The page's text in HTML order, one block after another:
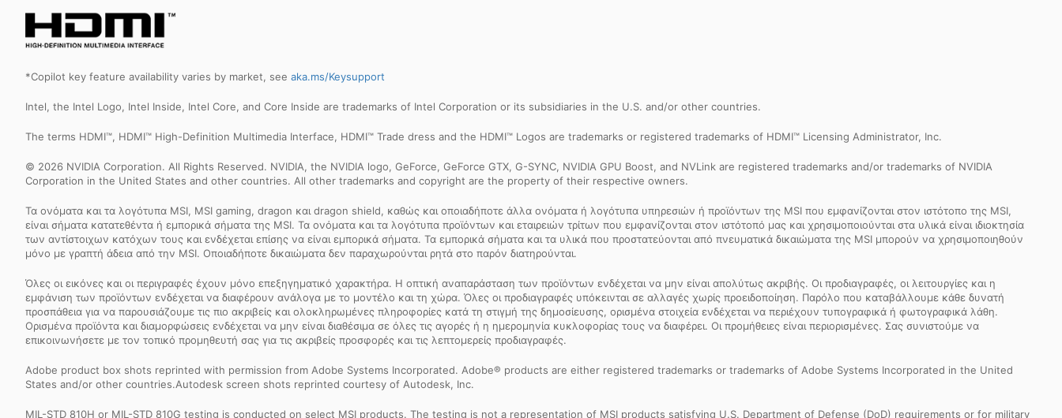
*Copilot key feature availability varies by market, see aka.ms/Keysupport
Intel, the Intel Logo, Intel Inside, Intel Core, and Core Inside are trademarks of Intel Corporation or its subsidiaries in the U.S. and/or other countries.
The terms HDMI™, HDMI™ High-Definition Multimedia Interface, HDMI™ Trade dress and the HDMI™ Logos are trademarks or registered trademarks of HDMI™ Licensing Administrator, Inc.
© 2026 NVIDIA Corporation. All Rights Reserved. NVIDIA, the NVIDIA logo, GeForce, GeForce GTX, G-SYNC, NVIDIA GPU Boost, and NVLink are registered trademarks and/or trademarks of NVIDIA
Corporation in the United States and other countries. All other trademarks and copyright are the property of their respective owners.
Τα ονόματα και τα λογότυπα MSI, MSI gaming, dragon και dragon shield, καθώς και οποιαδήποτε άλλα ονόματα ή λογότυπα υπηρεσιών ή προϊόντων της MSI που εμφανίζονται στον ιστότοπο της MSI,
είναι σήματα κατατεθέντα ή εμπορικά σήματα της MSI. Τα ονόματα και τα λογότυπα προϊόντων και εταιρειών τρίτων που εμφανίζονται στον ιστότοπό μας και χρησιμοποιούνται στα υλικά είναι ιδιοκτησία
των αντίστοιχων κατόχων τους και ενδέχεται επίσης να είναι εμπορικά σήματα. Τα εμπορικά σήματα και τα υλικά που προστατεύονται από πνευματικά δικαιώματα της MSI μπορούν να χρησιμοποιηθούν
μόνο με γραπτή άδεια από την MSI. Οποιαδήποτε δικαιώματα δεν παραχωρούνται ρητά στο παρόν διατηρούνται.
Όλες οι εικόνες και οι περιγραφές έχουν μόνο επεξηγηματικό χαρακτήρα. Η οπτική αναπαράσταση των προϊόντων ενδέχεται να μην είναι απολύτως ακριβής. Οι προδιαγραφές, οι λειτουργίες και η
εμφάνιση των προϊόντων ενδέχεται να διαφέρουν ανάλογα με το μοντέλο και τη χώρα. Όλες οι προδιαγραφές υπόκεινται σε αλλαγές χωρίς προειδοποίηση. Παρόλο που καταβάλλουμε κάθε δυνατή
προσπάθεια για να παρουσιάζουμε τις πιο ακριβείς και ολοκληρωμένες πληροφορίες κατά τη στιγμή της δημοσίευσης, ορισμένα στοιχεία ενδέχεται να περιέχουν τυπογραφικά ή φωτογραφικά λάθη.
Ορισμένα προϊόντα και διαμορφώσεις ενδέχεται να μην είναι διαθέσιμα σε όλες τις αγορές ή η ημερομηνία κυκλοφορίας τους να διαφέρει. Οι προμήθειες είναι περιορισμένες. Σας συνιστούμε να
επικοινωνήσετε με τον τοπικό προμηθευτή σας για τις ακριβείς προσφορές και τις λεπτομερείς προδιαγραφές.
Adobe product box shots reprinted with permission from Adobe Systems Incorporated. Adobe® products are either registered trademarks or trademarks of Adobe Systems Incorporated in the United
States and/or other countries.Autodesk screen shots reprinted courtesy of Autodesk, Inc.
MIL-STD 810H or MIL-STD 810G testing is conducted on select MSI products. The testing is not a representation of MSI products satisfying U.S. Department of Defense (DoD) requirements or for military